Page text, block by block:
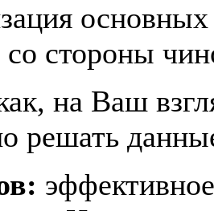
стороны
на Ваш
решать